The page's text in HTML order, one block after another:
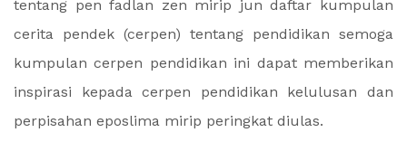
tentang pen fadlan zen mirip jun daftar kumpulan
cerita pendek (cerpen) tentang pendidikan semoga
kumpulan cerpen pendidikan ini dapat memberikan
inspirasi kepada cerpen pendidikan kelulusan dan
perpisahan eposlima mirip peringkat diulas.